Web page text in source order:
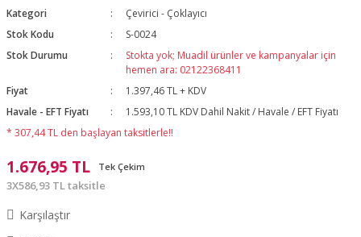
Kategori
Çevirici - Çoklayıcı
Stok Kodu
S-0024
Stok Durumu
Stokta yok; Muadil ürünler ve kampanyalar için
hemen ara: 02122368411
Fiyat
1.397,46 TL + KDV
Havale - EFT Fiyatı
1.593,10 TL KDV Dahil Nakit / Havale / EFT Fiyatı
* 307,44 TL den başlayan taksitlerle!!
1.676,95 TL Tek Çekim
3X586,93 TL taksitle
Karşılaştır